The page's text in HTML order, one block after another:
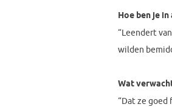
Hoe ben je
“Leendert
wilden
Wat
“Dat ze